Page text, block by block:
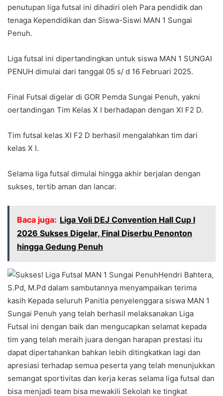
penutupan liga futsal ini dihadiri oleh Para pendidik dan
tenaga Kependidikan dan Siswa-Siswi MAN 1 Sungai
Penuh.
Liga futsal ini dipertandingkan untuk siswa MAN 1 SUNGAI
PENUH dimulai dari tanggal 05 s/ d 16 Februari 2025.
Final Futsal digelar di GOR Pemda Sungai Penuh, yakni
oertandingan Tim Kelas X I berhadapan dengan XI F2 D.
Tim futsal kelas XI F2 D berhasil mengalahkan tim dari
kelas X I.
Selama liga futsal dimulai hingga akhir berjalan dengan
sukses, tertib aman dan lancar.
Baca juga: Liga Voli DEJ Convention Hall Cup I
2026 Sukses Digelar, Final Diserbu Penonton
hingga Gedung Penuh
Hendri Bahtera,
S.Pd, M.Pd dalam sambutannya menyampaikan terima
kasih Kepada seluruh Panitia penyelenggara siswa MAN 1
Sungai Penuh yang telah berhasil melaksanakan Liga
Futsal ini dengan baik dan mengucapkan selamat kepada
tim yang telah meraih juara dengan harapan prestasi itu
dapat dipertahankan bahkan lebih ditingkatkan lagi dan
apresiasi terhadap semua peserta yang telah menunjukkan
semangat sportivitas dan kerja keras selama liga futsal dan
bisa menjadi team bisa mewakili Sekolah ke tingkat